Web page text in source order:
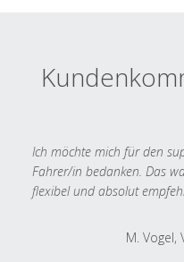
Ich möchte mich für den
Fahrer/in bedanken. Das
flexibel und absolut
M. Vogel,